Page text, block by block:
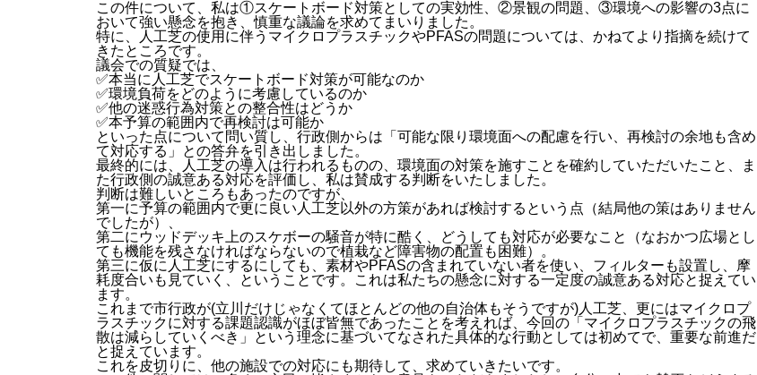
この件について、私は①スケートボード対策としての実効性、②景観の問題、③環境への影響の3点に
おいて強い懸念を抱き、慎重な議論を求めてまいりました。
特に、人工芝の使用に伴うマイクロプラスチックやPFASの問題については、かねてより指摘を続けて
きたところです。
議会での質疑では、
✅本当に人工芝でスケートボード対策が可能なのか
✅環境負荷をどのように考慮しているのか
✅他の迷惑行為対策との整合性はどうか
✅本予算の範囲内で再検討は可能か
といった点について問い質し、行政側からは「可能な限り環境面への配慮を行い、再検討の余地も含め
て対応する」との答弁を引き出しました。
最終的には、人工芝の導入は行われるものの、環境面の対策を施すことを確約していただいたこと、ま
た行政側の誠意ある対応を評価し、私は賛成する判断をいたしました。
判断は難しいところもあったのですが、
第一に予算の範囲内で更に良い人工芝以外の方策があれば検討するという点（結局他の策はありません
でしたが）、
第二にウッドデッキ上のスケボーの騒音が特に酷く、どうしても対応が必要なこと（なおかつ広場とし
ても機能を残さなければならないので植栽など障害物の配置も困難）。
第三に仮に人工芝にするにしても、素材やPFASの含まれていない者を使い、フィルターも設置し、摩
耗度合いも見ていく、ということです。これは私たちの懸念に対する一定度の誠意ある対応と捉えてい
ます。
これまで市行政が(立川だけじゃなくてほとんどの他の自治体もそうですが)人工芝、更にはマイクロプ
ラスチックに対する課題認識がほぼ皆無であったことを考えれば、今回の「マイクロプラスチックの飛
散は減らしていくべき」という理念に基づいてなされた具体的な行動としては初めてで、重要な前進だ
と捉えています。
これを皮切りに、他の施設での対応にも期待して、求めていきたいです。